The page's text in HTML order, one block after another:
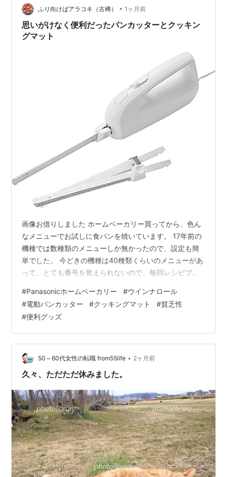
ふり向けばアラコキ（古稀） • 1ヶ月前
思いがけなく便利だったパンカッターとクッキン
グマット
画像お借りしました ホームベーカリー買ってから、色ん
なメニューでお試しに食パンを焼いています。 17年前の
機種では数種類のメニューしか無かったので、設定も簡
単でした。 今どきの機種は40種類くらいのメニューがあ
って、とても番号を覚えられないので、毎回レシピブッ
番号覚えなくては・・・。 （いちいちレシピ見るの面
倒） どれを作っても美味しいのですが、フワフワに焼き
上がるパンもあって、パンがつぶれてしまってとても今
までの刺身包丁では切れません。（笑） （それまでも刺
身包丁ではボソボソに切れていました） で、ずっと迷っ
ていた電動パンカッター買いました…
#Panasonicホームベーカリー #ウインナロール
#電動パンカッター #クッキングマット #貧乏性
#便利グッズ
50～60代女性の転職 from55life • 2ヶ月前
久々、ただただ休みました。